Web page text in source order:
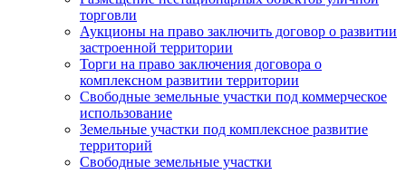
торговли
Аукционы на право заключить договор о развитии
застроенной территории
Торги на право заключения договора о
комплексном развитии территории
Свободные земельные участки под коммерческое
использование
Земельные участки под комплексное развитие
территорий
Свободные земельные участки